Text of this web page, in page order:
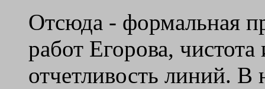
Отсюда - формальная
работ Егорова,
отчетливость линий. В